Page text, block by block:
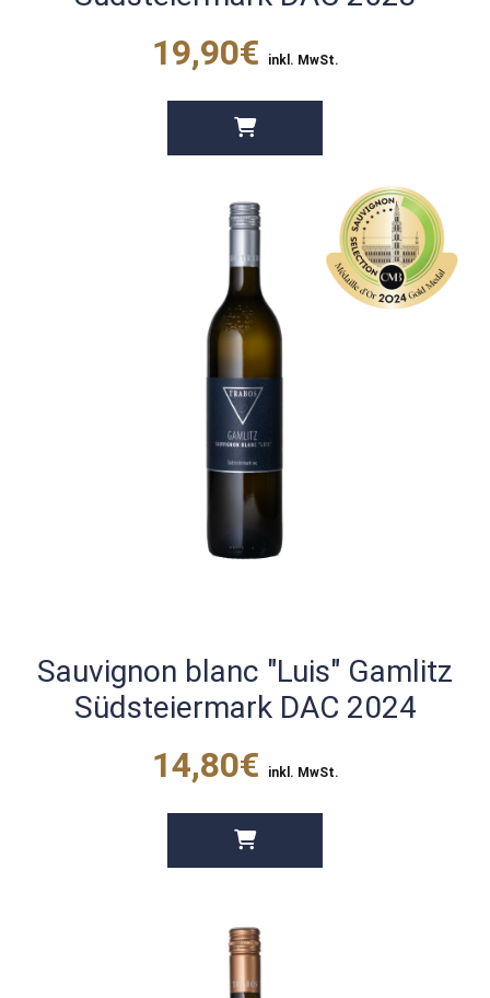
19,90€ inkl. MwSt.
Sauvignon blanc "Luis" Gamlitz
Südsteiermark DAC 2024
14,80€ inkl. MwSt.